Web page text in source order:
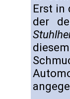
Erst in
der